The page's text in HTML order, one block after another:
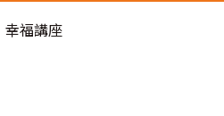
幸福講座